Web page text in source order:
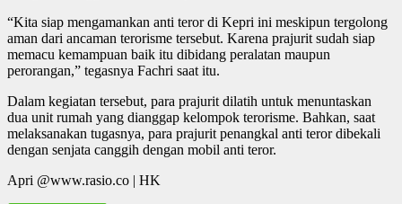
“Kita siap mengamankan anti teror di Kepri ini meskipun tergolong
aman dari ancaman terorisme tersebut. Karena prajurit sudah siap
memacu kemampuan baik itu dibidang peralatan maupun
perorangan,” tegasnya Fachri saat itu.
Dalam kegiatan tersebut, para prajurit dilatih untuk menuntaskan
dua unit rumah yang dianggap kelompok terorisme. Bahkan, saat
melaksanakan tugasnya, para prajurit penangkal anti teror dibekali
dengan senjata canggih dengan mobil anti teror.
Apri @www.rasio.co | HK